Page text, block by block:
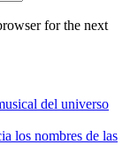
for the next
del universo
los nombres de las